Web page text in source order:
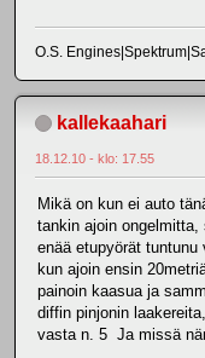
O.S.
kallekaahari
18.12.10 - klo: 17.55
Mikä on kun ei auto
tankin ajoin
enää etupyörät
kun ajoin ensin
painoin kaasua ja
diffin pinjonin
vasta n. 5 Ja missä